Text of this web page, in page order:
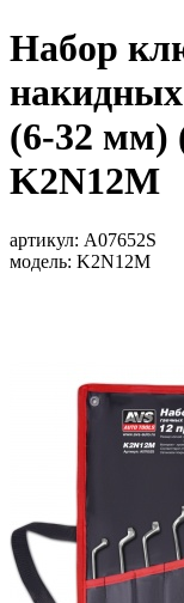
Набор
(6-32 мм)
K2N12M
артикул: A07652S
модель: K2N12M